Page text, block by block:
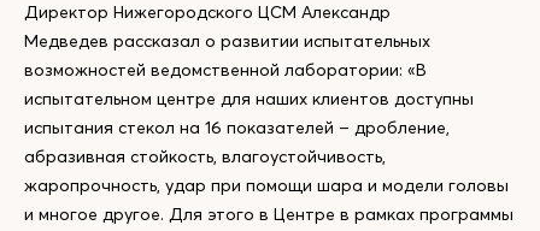
Директор Нижегородского ЦСМ Александр
Медведев рассказал о развитии испытательных
возможностей ведомственной лаборатории: «В
испытательном центре для наших клиентов доступны
испытания стекол на 16 показателей – дробление,
абразивная стойкость, влагоустойчивость,
жаропрочность, удар при помощи шара и модели головы
и многое другое. Для этого в Центре в рамках программы